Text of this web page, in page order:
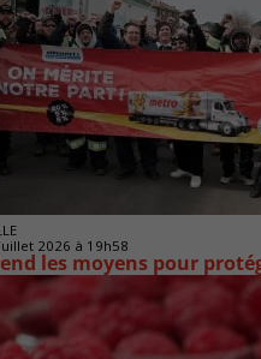
2026 à 19h58
les moyens pour